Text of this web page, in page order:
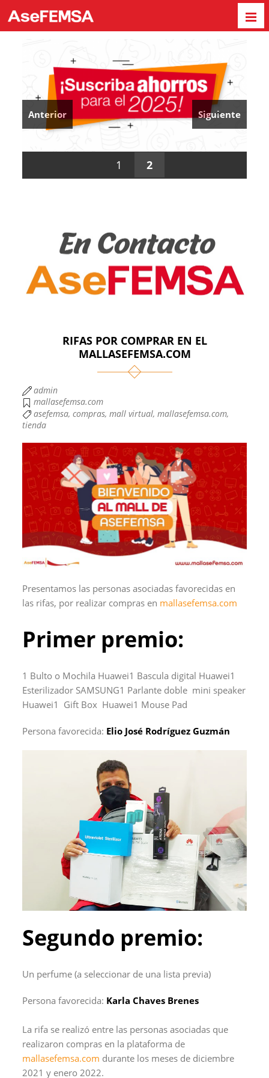
Anterior Siguiente
1 2
RIFAS POR COMPRAR EN EL
MALLASEFEMSA.COM
admin
mallasefemsa.com
asefemsa,compras,mall virtual,mallasefemsa.com,
tienda
Presentamos las personas asociadas favorecidas en
las rifas, por realizar compras en mallasefemsa.com
Primer premio:
1 Bulto o Mochila Huawei1 Bascula digital Huawei1
Esterilizador SAMSUNG1 Parlante doble mini speaker
Huawei1 Gift Box Huawei1 Mouse Pad
Persona favorecida: Elio José Rodríguez Guzmán
Segundo premio:
Un perfume (a seleccionar de una lista previa)
Persona favorecida: Karla Chaves Brenes
La rifa se realizó entre las personas asociadas que
realizaron compras en la plataforma de
mallasefemsa.com durante los meses de diciembre
2021 y enero 2022.